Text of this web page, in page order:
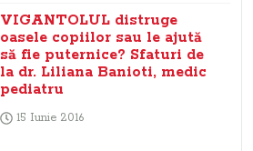
VIGANTOLUL distruge
oasele copiilor sau le ajută
să fie puternice? Sfaturi de
la dr. Liliana Banioti, medic
pediatru
15 Iunie 2016